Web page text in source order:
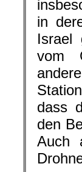
in
Israel
vom
dass
den
Auch